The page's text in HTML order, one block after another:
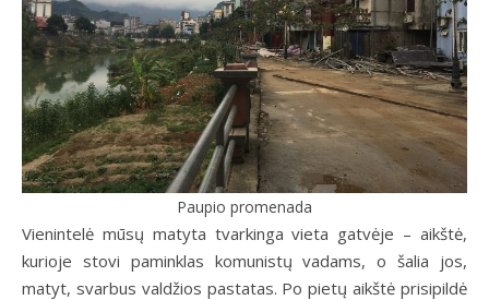
Paupio promenada
Vienintelė mūsų matyta tvarkinga vieta gatvėje – aikštė,
kurioje stovi paminklas komunistų vadams, o šalia jos,
matyt, svarbus valdžios pastatas. Po pietų aikštė prisipildė